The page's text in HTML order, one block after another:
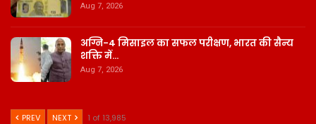
Aug 7, 2026
अग्नि-4 मिसाइल का सफल परीक्षण, भारत की सैन्य
शक्ति में…
Aug 7, 2026
PREV NEXT 1 of 13,985